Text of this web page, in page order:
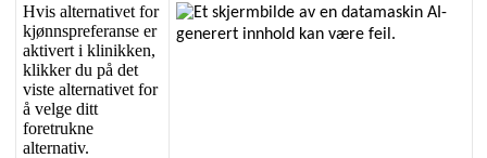
Hvis alternativet for
kjønnspreferanse er
aktivert i klinikken,
klikker du på det
viste alternativet for
å velge ditt
foretrukne
alternativ.